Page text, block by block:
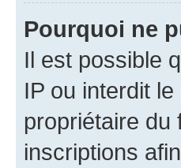
Pourquoi ne
Il est possible
IP ou interdit
propriétaire du
inscriptions